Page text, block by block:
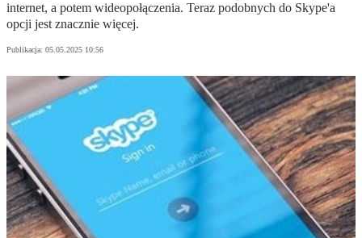
internet, a potem wideopołączenia. Teraz podobnych do Skype'a
opcji jest znacznie więcej.
Publikacja: 05.05.2025 10:56